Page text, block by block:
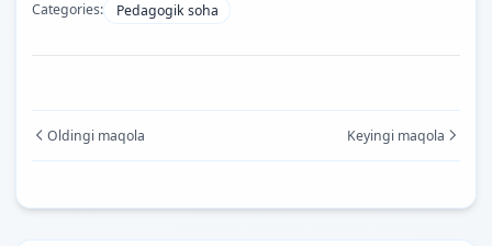
Categories: Pedagogik soha
Oldingi maqola Keyingi maqola